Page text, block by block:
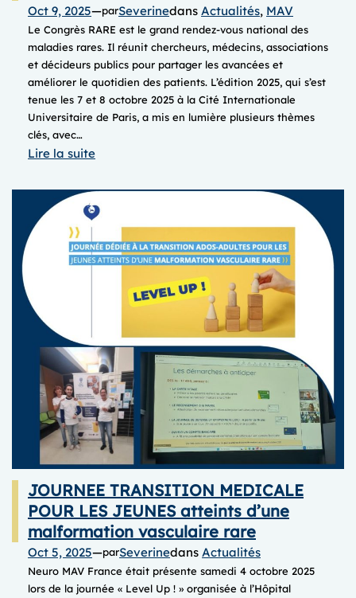
Oct 9, 2025—parSeverinedans Actualités, MAV
Le Congrès RARE est le grand rendez-vous national des
maladies rares. Il réunit chercheurs, médecins, associations
et décideurs publics pour partager les avancées et
améliorer le quotidien des patients. L’édition 2025, qui s’est
tenue les 7 et 8 octobre 2025 à la Cité Internationale
Universitaire de Paris, a mis en lumière plusieurs thèmes
clés, avec…
Lire la suite:
RARE
2025
JOURNEE TRANSITION MEDICALE
POUR LES JEUNES atteints d’une
malformation vasculaire rare
Oct 5, 2025—parSeverinedans Actualités
Neuro MAV France était présente samedi 4 octobre 2025
lors de la journée « Level Up ! » organisée à l’Hôpital